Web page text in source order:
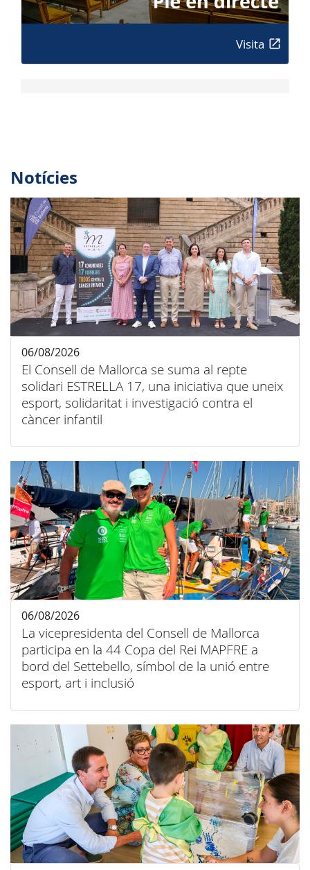
Visita
Notícies
El Consell de Mallorca se suma al repte
solidari ESTRELLA 17, una iniciativa que uneix
esport, solidaritat i investigació contra el
càncer infantil
06/08/2026
La vicepresidenta del Consell de Mallorca
participa en la 44 Copa del Rei MAPFRE a
bord del Settebello, símbol de la unió entre
esport, art i inclusió
06/08/2026